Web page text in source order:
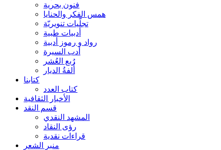
فنون بحرية
همس الفكر والحنايا
تجلّيات تنويريّة
أدبيات طبية
رواد و رموز أدبية
أدب السيرة
رُبع العُشر
أُلفةُ الديار
كتابنا
كتاب العدد
الأخبار الثقافية
قسم النقد
المشهد النقدي
رؤى النقاد
قراءات نقدية
منبر الشعر